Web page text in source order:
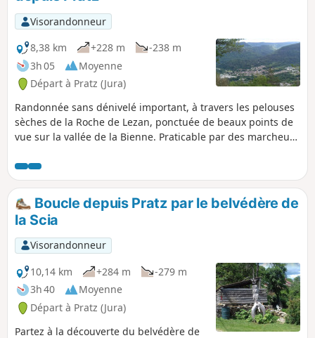
Visorandonneur
8,38 km
+228 m
-238 m
3h 05
Moyenne
Départ à Pratz (Jura)
Randonnée sans dénivelé important, à travers les pelouses
sèches de la Roche de Lezan, ponctuée de beaux points de
vue sur la vallée de la Bienne. Praticable par des marcheurs
compagnons tout au long de cette promenade.
Boucle depuis Pratz par le belvédère de
la Scia
Visorandonneur
10,14 km
+284 m
-279 m
3h 40
Moyenne
Départ à Pratz (Jura)
Partez à la découverte du belvédère de